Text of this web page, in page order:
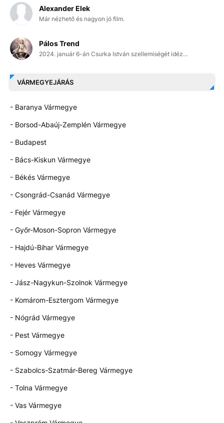
Alexander Elek
Már nézhető és nagyon jó film.
Pálos Trend
2024. január 6-án Csurka István szellemiségét idéz...
VÁRMEGYEJÁRÁS
- Baranya Vármegye
- Borsod-Abaúj-Zemplén Vármegye
- Budapest
- Bács-Kiskun Vármegye
- Békés Vármegye
- Csongrád-Csanád Vármegye
- Fejér Vármegye
- Győr-Moson-Sopron Vármegye
- Hajdú-Bihar Vármegye
- Heves Vármegye
- Jász-Nagykun-Szolnok Vármegye
- Komárom-Esztergom Vármegye
- Nógrád Vármegye
- Pest Vármegye
- Somogy Vármegye
- Szabolcs-Szatmár-Bereg Vármegye
- Tolna Vármegye
- Vas Vármegye